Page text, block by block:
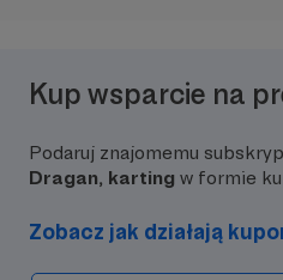
Kup wsparcie na
Podaruj znajomemu
Dragan, karting w formie
Zobacz jak działają